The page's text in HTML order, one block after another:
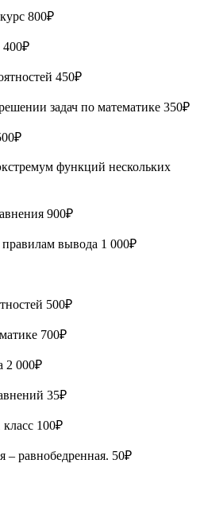
800₽
400₽
450₽
задач по математике 350₽
функций нескольких
900₽
вывода 1 000₽
500₽
700₽
2 000₽
35₽
100₽
– равнобедренная. 50₽